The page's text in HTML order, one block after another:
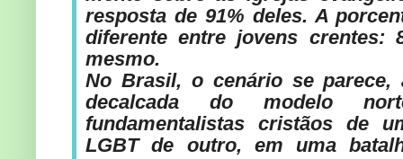
resposta de 91% deles. A
diferente entre jovens crentes:
mesmo.
No Brasil, o cenário se parece,
decalcada do modelo
fundamentalistas cristãos de
LGBT de outro, em uma